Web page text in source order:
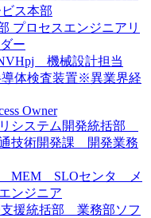
ス本部
プロセスエンジニアリ
ー
機械設計担当
体検査装置※異業界経
Owner
システム開発統括部
技術開発課 開発業務
MEM＿SLOセンタ メ
ンジニア
援統括部 業務部ソフ